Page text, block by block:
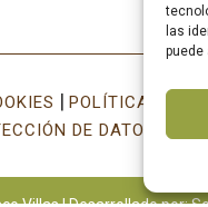
las
| POLÍTICA DE
DE DATOS